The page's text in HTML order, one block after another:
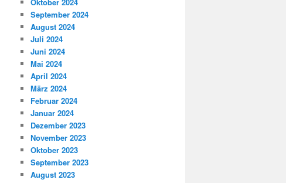
September 2024
August 2024
Juli 2024
Juni 2024
Mai 2024
April 2024
März 2024
Februar 2024
Januar 2024
Dezember 2023
November 2023
Oktober 2023
September 2023
August 2023